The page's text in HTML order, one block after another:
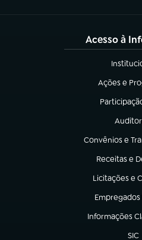
Acesso à
(abre
Ações e
(abre em
(abre em
(abre
Convênios e
(abre em nova
Receitas e
(abre em
Licitações e
(abre em
(abre em
Informações
(abre em nova
SIC